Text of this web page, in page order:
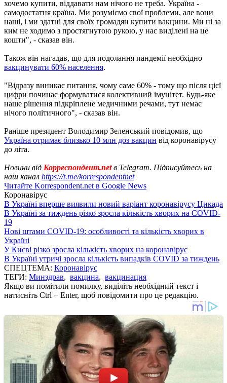
хочемо купити, віддавати нам нічого не треба. Україна -
самодостатня країна. Ми розуміємо свої проблеми, але вони
наші, і ми здатні для своїх громадян купити вакцини. Ми ні за
ким не ходимо з простягнутою рукою, у нас виділені на це
кошти", - сказав він.
Також він нагадав, що для подолання пандемії необхідно
вакцинувати 60% населення.
"Відразу виникає питання, чому саме 60% - тому що після цієї
цифри починає формуватися колективний імунітет. Будь-яке
наше рішення підкріплене медичними речами, тут немає
нічого політичного", - сказав він.
Раніше президент Володимир Зеленський повідомив, що
Україна отримає близько 10 млн доз вакцин від коронавірусу
до літа.
Новини від Корреспондент.netв Telegram. Підписуйтесь на
наш канал https://t.me/korrespondentnet
Читайте Korrespondent.net в Google News
Коронавірус
В Україні вперше виявили новий варіант коронавірусу Цикада
В Україні за тиждень різко зросла кількість хворих на COVID-
19
Нові штами COVID-19: особливості та кількість хворих в
Україні
У Києві різко зросла кількість хворих на коронавірус
В Україні утричі зросла кількість випадків COVID за тиждень
СПЕЦТЕМА: Коронавірус
ТЕГИ: Минздрав, вакцина, вакцинация
Якщо ви помітили помилку, виділіть необхідний текст і
натисніть Ctrl + Enter, щоб повідомити про це редакцію.